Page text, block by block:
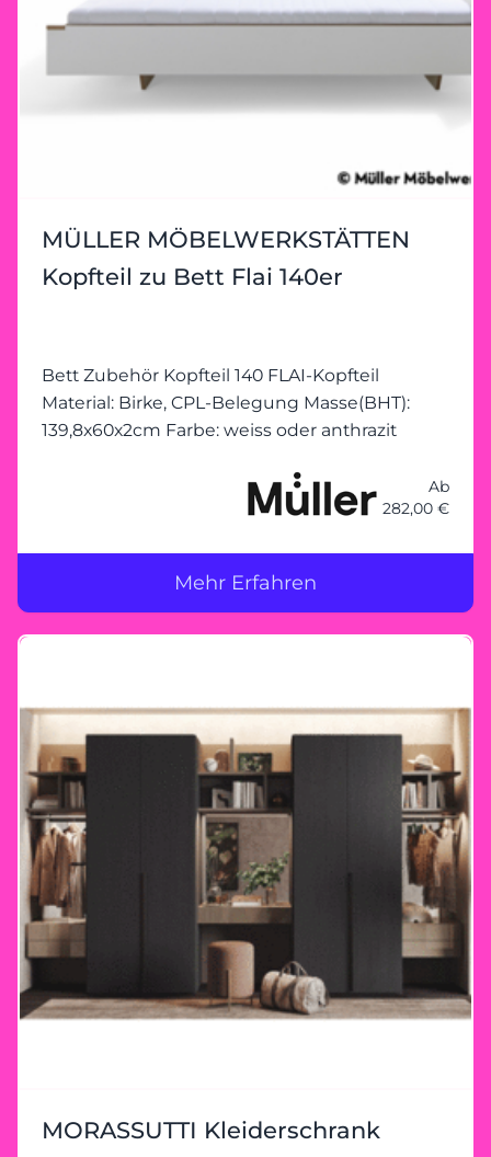
MÜLLER MÖBELWERKSTÄTTEN
Kopfteil zu Bett Flai 140er
Bett Zubehör Kopfteil 140 FLAI-Kopfteil
Material: Birke, CPL-Belegung Masse(BHT):
139,8x60x2cm Farbe: weiss oder anthrazit
Ab
282,00 €
Mehr Erfahren
MORASSUTTI Kleiderschrank